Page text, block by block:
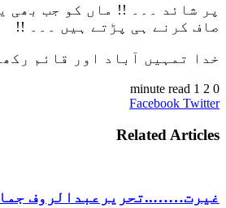
پر شائد ۔۔۔ !! ماں کو جب بھی
صاف کرنے ہی پڑتے ہیں ۔۔۔ !!
خدا تمہیں آباد اور قائم
0
1 minute read
Facebook Twitter
LinkedIn
Tumblr
Pinterest
Reddit
VKontakte
Share
Email
Print
Related Articles
غیرت……..تحریرعبدالروف